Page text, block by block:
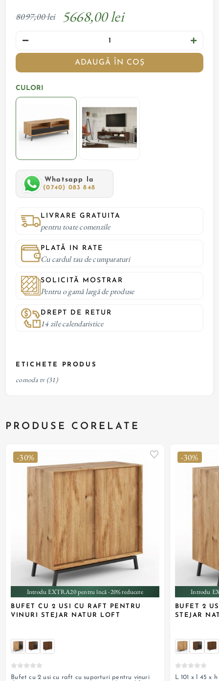
8097,00 lei 5668,00 lei
ADAUGĂ ÎN COȘ
CULORI
Whatsapp la
(0740) 083 848
LIVRARE GRATUITA
pentru toate comenzile
PLATĂ IN RATE
Cu cardul tau de cumparaturi
SOLICITĂ MOSTRAR
Pentru o gamă largă de produse
DREPT DE RETUR
14 zile calendaristice
ETICHETE PRODUS
comoda tv (31)
PRODUSE CORELATE
-30%
Introdu EXTRA20 pentru încă -20% reducere
BUFET CU 2 USI CU RAFT PENTRU
VINURI STEJAR NATUR LOFT
Bufet cu 2 usi cu raft cu suporturi pentru vinuri
-30%
Introdu
BUFET 2
STEJAR
L 101 x l 45 x